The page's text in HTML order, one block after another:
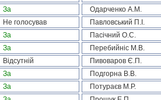
За Одарченко А.М.
Не голосував Павловський П.І.
За Пасічний О.С.
За Перебийніс М.В.
Відсутній Пивоваров Є.П.
За Подгорна В.В.
За Потураєв М.Р.